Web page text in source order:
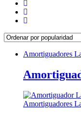
Amortiguadores
Amortiguadores